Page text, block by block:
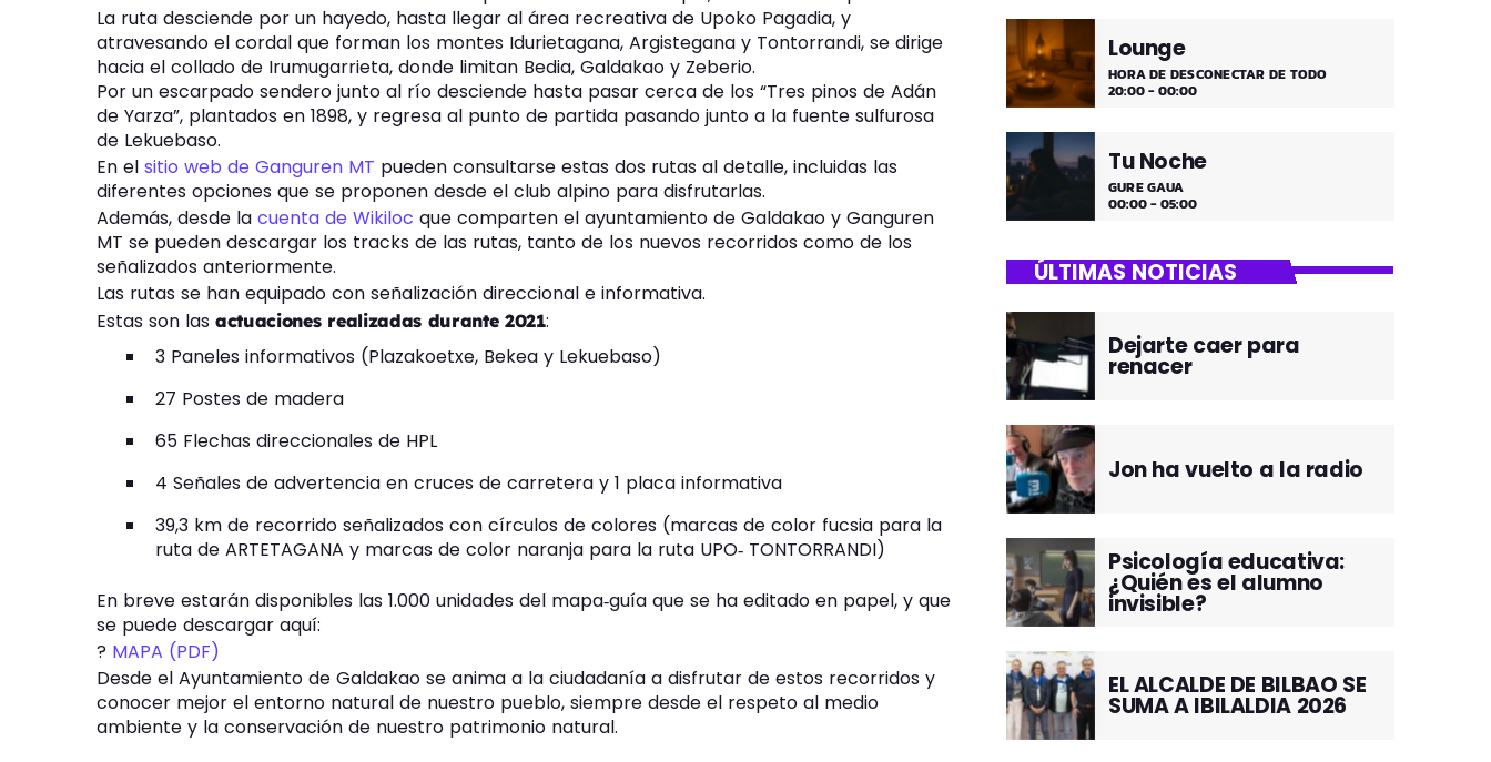
La ruta desciende por un hayedo, hasta llegar al área recreativa de Upoko Pagadia, y
atravesando el cordal que forman los montes Idurietagana, Argistegana y Tontorrandi, se dirige
hacia el collado de Irumugarrieta, donde limitan Bedia, Galdakao y Zeberio.
Por un escarpado sendero junto al río desciende hasta pasar cerca de los “Tres pinos de Adán
de Yarza”, plantados en 1898, y regresa al punto de partida pasando junto a la fuente sulfurosa
de Lekuebaso.
En el sitio web de Ganguren MT pueden consultarse estas dos rutas al detalle, incluidas las
diferentes opciones que se proponen desde el club alpino para disfrutarlas.
Además, desde la cuenta de Wikiloc que comparten el ayuntamiento de Galdakao y Ganguren
MT se pueden descargar los tracks de las rutas, tanto de los nuevos recorridos como de los
señalizados anteriormente.
Las rutas se han equipado con señalización direccional e informativa.
Estas son las actuaciones realizadas durante 2021:
3 Paneles informativos (Plazakoetxe, Bekea y Lekuebaso)
27 Postes de madera
65 Flechas direccionales de HPL
4 Señales de advertencia en cruces de carretera y 1 placa informativa
39,3 km de recorrido señalizados con círculos de colores (marcas de color fucsia para la
ruta de ARTETAGANA y marcas de color naranja para la ruta UPO‐ TONTORRANDI)
En breve estarán disponibles las 1.000 unidades del mapa‐guía que se ha editado en papel, y que
se puede descargar aquí:
? MAPA (PDF)
Desde el Ayuntamiento de Galdakao se anima a la ciudadanía a disfrutar de estos recorridos y
conocer mejor el entorno natural de nuestro pueblo, siempre desde el respeto al medio
ambiente y la conservación de nuestro patrimonio natural.
Lounge
HORA DE DESCONECTAR DE TODO
20:00 - 00:00
Tu Noche
GURE GAUA
00:00 - 05:00
ÚLTIMAS NOTICIAS
Dejarte caer para
renacer
Jon ha vuelto a la radio
Psicología educativa:
¿Quién es el alumno
invisible?
EL ALCALDE DE BILBAO SE
SUMA A IBILALDIA 2026